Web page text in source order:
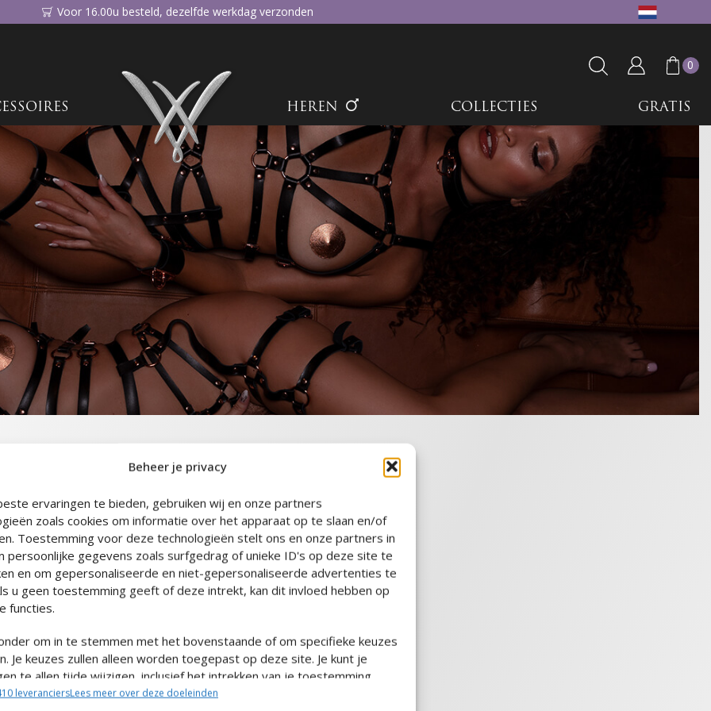
Beheer je privacy
ervaringen te bieden, gebruiken wij en onze partners
zoals cookies om informatie over het apparaat op te slaan en/of
Toestemming voor deze technologieën stelt ons en onze partners in
persoonlijke gegevens zoals surfgedrag of unieke ID's op deze site te
en om gepersonaliseerde en niet-gepersonaliseerde advertenties te
u geen toestemming geeft of deze intrekt, kan dit invloed hebben op
functies.
om in te stemmen met het bovenstaande of om specifieke keuzes
Je keuzes zullen alleen worden toegepast op deze site. Je kunt je
te allen tijde wijzigen, inclusief het intrekken van je toestemming,
te maken van de knoppen op het Cookiebeleid of door te klikken op
leveranciersLees meer over deze doeleinden
Voor 16.00u besteld, dezelfde werkdag verzonden
0
HEREN COLLECTIES GRATIS